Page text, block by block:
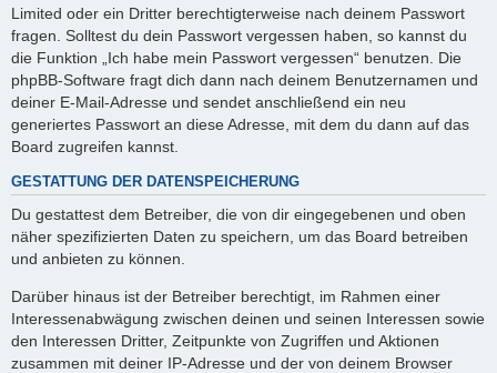
Limited oder ein Dritter berechtigterweise nach deinem Passwort
fragen. Solltest du dein Passwort vergessen haben, so kannst du
die Funktion „Ich habe mein Passwort vergessen“ benutzen. Die
phpBB-Software fragt dich dann nach deinem Benutzernamen und
deiner E-Mail-Adresse und sendet anschließend ein neu
generiertes Passwort an diese Adresse, mit dem du dann auf das
Board zugreifen kannst.
GESTATTUNG DER DATENSPEICHERUNG
Du gestattest dem Betreiber, die von dir eingegebenen und oben
näher spezifizierten Daten zu speichern, um das Board betreiben
und anbieten zu können.
Darüber hinaus ist der Betreiber berechtigt, im Rahmen einer
Interessenabwägung zwischen deinen und seinen Interessen sowie
den Interessen Dritter, Zeitpunkte von Zugriffen und Aktionen
zusammen mit deiner IP-Adresse und der von deinem Browser